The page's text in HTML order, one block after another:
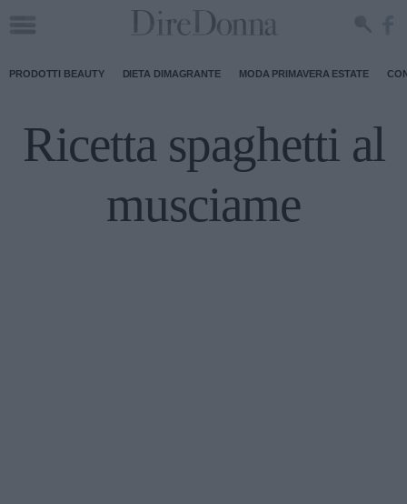
PRODOTTI BEAUTY DIETA DIMAGRANTE MODA PRIMAVERA ESTATE
Ricetta spaghetti al
musciame